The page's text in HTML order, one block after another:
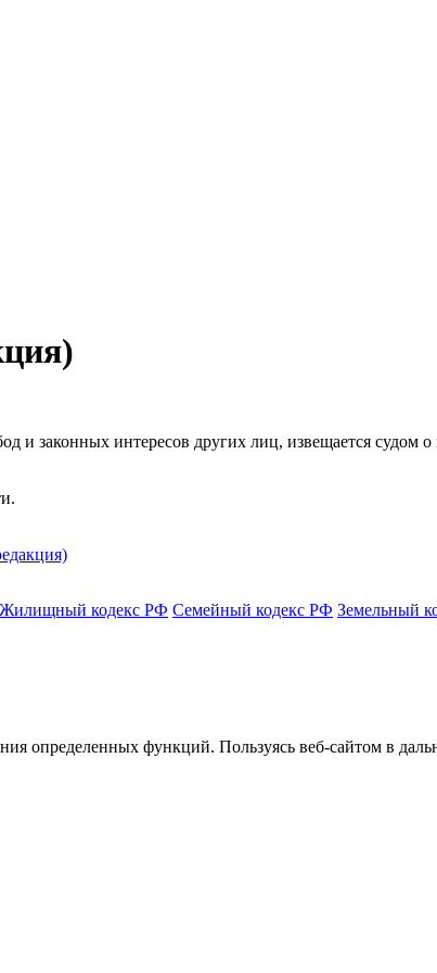
и законных интересов других лиц, извещается судом
Жилищный кодекс РФ Семейный кодекс РФ Земельный
определенных функций. Пользуясь веб-сайтом в